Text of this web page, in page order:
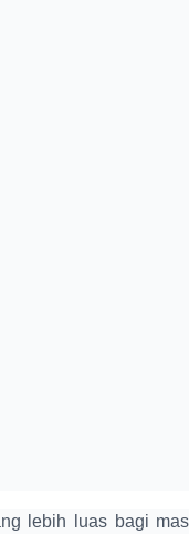
lebih luas bagi